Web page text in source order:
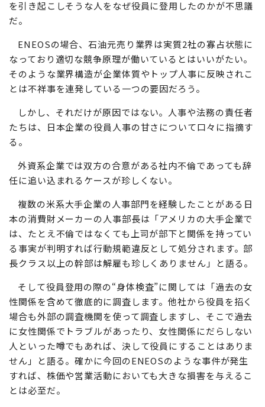
検査”
そもそも、こうしたセクハラ行為や女性に関係する事件
を引き起こしそうな人をなぜ役員に登用したのかが不思議
だ。
ENEOSの場合、石油元売り業界は実質2社の寡占状態に
なっており適切な競争原理が働いているとはいいがたい。
そのような業界構造が企業体質やトップ人事に反映されこ
とは不祥事を連発している一つの要因だろう。
しかし、それだけが原因ではない。人事や法務の責任者
たちは、日本企業の役員人事の甘さについて口々に指摘す
る。
外資系企業では双方の合意がある社内不倫であっても辞
任に追い込まれるケースが珍しくない。
複数の米系大手企業の人事部門を経験したことがある日
本の消費財メーカーの人事部長は「アメリカの大手企業で
は、たとえ不倫ではなくても上司が部下と関係を持ってい
る事実が判明すれば行動規範違反として処分されます。部
長クラス以上の幹部は解雇も珍しくありません」と語る。
そして役員登用の際の“身体検査”に関しては「過去の女
性関係を含めて徹底的に調査します。他社から役員を招く
場合も外部の調査機関を使って調査しますし、そこで過去
に女性関係でトラブルがあったり、女性関係にだらしない
人といった噂でもあれば、決して役員にすることはありま
せん」と語る。確かに今回のENEOSのような事件が発生